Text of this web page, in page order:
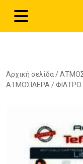
Αρχική σελίδα /
ΑΤΜΟΣΙΔΕΡΑ /